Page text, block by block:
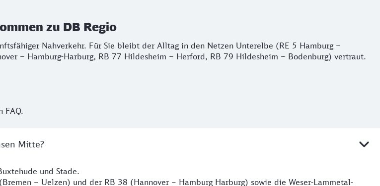
zu DB Regio
Nahverkehr. Für Sie bleibt der Alltag in den Netzen Unterelbe (RE 5 Hamburg –
– Hamburg-Harburg, RB 77 Hildesheim – Herford, RB 79 Hildesheim – Bodenburg) vertraut.
FAQ.
Mitte?
und Stade.
– Uelzen) und der RB 38 (Hannover – Hamburg Harburg) sowie die Weser-Lammetal-